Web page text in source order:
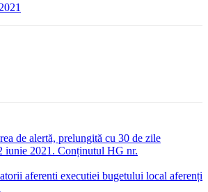
de alertă, prelungită cu 30 de zile
iunie 2021. Conținutul HG nr.
aferenti executiei bugetului local aferenți